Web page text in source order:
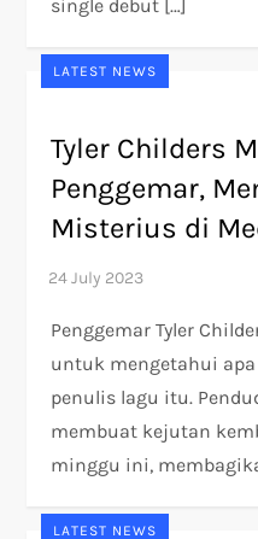
single debut […]
LATEST NEWS
Tyler Childers
Penggemar,
Misterius di
Penggemar Tyler
untuk mengetahui
penulis lagu itu.
membuat kejutan
minggu ini,
LATEST NEWS